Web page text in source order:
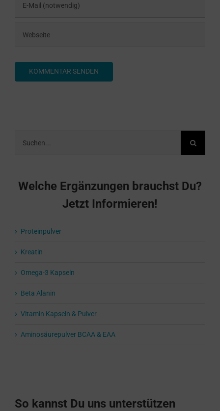
nach:
Welche Ergänzungen brauchst Du?
Jetzt Informieren!
Proteinpulver
Kreatin
Omega-3 Kapseln
Beta Alanin
Vitamin Kapseln & Pulver
Aminosäurepulver BCAA & EAA
So kannst Du uns unterstützen